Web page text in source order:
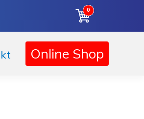
0
Online Shop